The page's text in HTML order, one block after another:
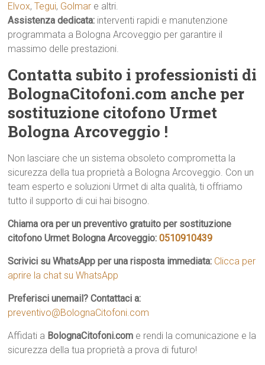
Elvox,Tegui, Golmar e altri.
Assistenza dedicata: interventi rapidi e manutenzione
programmata a Bologna Arcoveggio per garantire il
massimo delle prestazioni.
Contatta subito i professionisti di
BolognaCitofoni.com anche per
sostituzione citofono Urmet
Bologna Arcoveggio !
Non lasciare che un sistema obsoleto comprometta la
sicurezza della tua proprietà a Bologna Arcoveggio. Con un
team esperto e soluzioni Urmet di alta qualità, ti offriamo
tutto il supporto di cui hai bisogno.
Chiama ora per un preventivo gratuito per sostituzione
citofono Urmet Bologna Arcoveggio:0510910439
Scrivici su WhatsApp per una risposta immediata: Clicca per
aprire la chat su WhatsApp
Preferisci unemail? Contattaci a:
preventivo@BolognaCitofoni.com
Affidati a BolognaCitofoni.com e rendi la comunicazione e la
sicurezza della tua proprietà a prova di futuro!